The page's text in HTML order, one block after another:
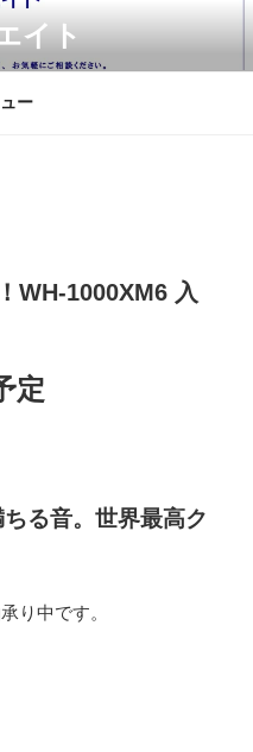
イト
ー
WH-1000XM6 入
定
る音。 世界最高ク
り中です。